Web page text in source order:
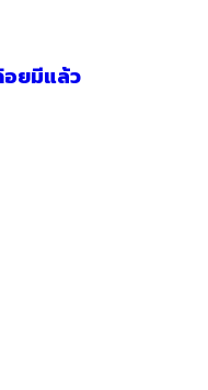
อยมีแล้ว